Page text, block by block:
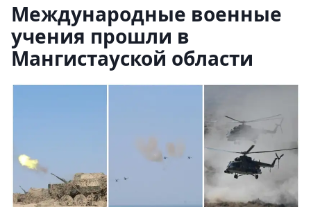
Международные военные
учения прошли в
Мангистауской области